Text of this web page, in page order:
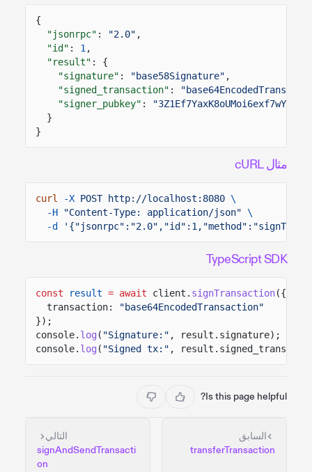
{
"jsonrpc" : "2.0" ,
"id" : 1 ,
"result" : {
"signature" : "base58Signature" ,
"signed_transaction" :
"signer_pubkey" :
}
}
مثال cURL
curl -X POST http://localhost:8080 \
-H
"Content-Type: application/json" \
-d
TypeScript SDK
const result = await client. signTransaction({
transaction:
"base64EncodedTransaction"
});
console. log ( "Signature:" , result.signature);
console. log ( "Signed tx:" ,
Is this page helpful?
السابق
transferTransaction
التالي
signAndSendTransacti
on